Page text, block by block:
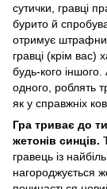
сутички, гравці
бурито й
отримує
гравці (крім вас)
будь-кого
одного, роблять
як у справжніх
Гра триває до
жетонів синців.
гравець із
нагороджується